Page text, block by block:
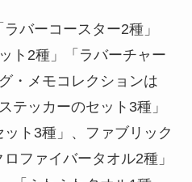
バーコースター2種」
ト2種」「ラバーチャー
・メモコレクションは
テッカーのセット3種」
ット3種」、ファブリック
ファイバータオル2種」